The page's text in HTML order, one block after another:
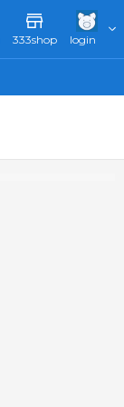
333shop login